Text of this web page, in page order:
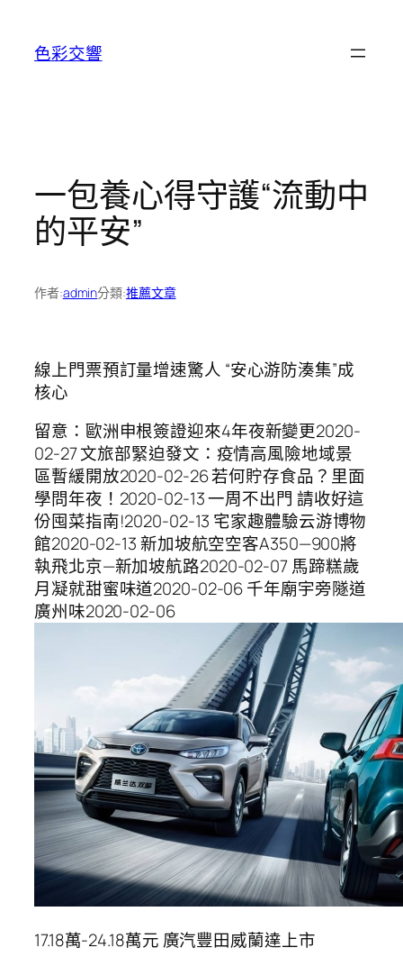
色彩交響
一包養心得守護“流動中
的平安”
作者:admin分類:推薦文章
線上門票預訂量增速驚人 “安心游防湊集”成
核心
留意：歐洲申根簽證迎來4年夜新變更2020-
02-27 文旅部緊迫發文：疫情高風險地域景
區暫緩開放2020-02-26 若何貯存食品？里面
學問年夜！2020-02-13 一周不出門 請收好這
份囤菜指南!2020-02-13 宅家趣體驗云游博物
館2020-02-13 新加坡航空空客A350—900將
執飛北京—新加坡航路2020-02-07 馬蹄糕歲
月凝就甜蜜味道2020-02-06 千年廟宇旁隧道
廣州味2020-02-06
17.18萬-24.18萬元 廣汽豐田威蘭達上市